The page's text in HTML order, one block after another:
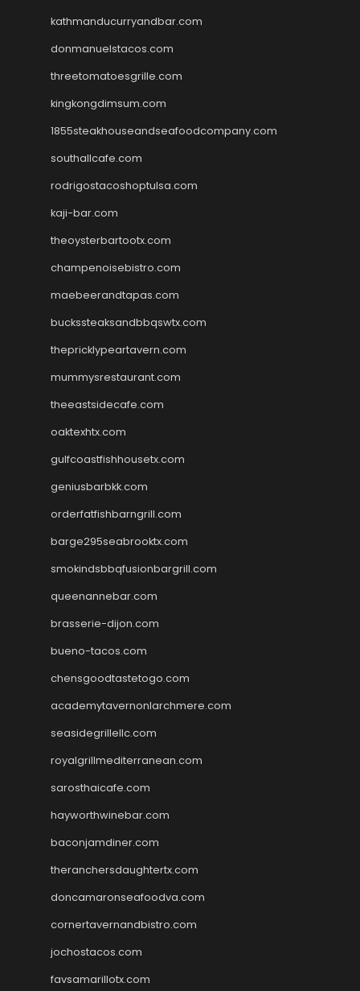
kathmanducurryandbar.com
donmanuelstacos.com
threetomatoesgrille.com
kingkongdimsum.com
1855steakhouseandseafoodcompany.com
southallcafe.com
rodrigostacoshoptulsa.com
kaji-bar.com
theoysterbartootx.com
champenoisebistro.com
maebeerandtapas.com
buckssteaksandbbqswtx.com
thepricklypeartavern.com
mummysrestaurant.com
theeastsidecafe.com
oaktexhtx.com
gulfcoastfishhousetx.com
geniusbarbkk.com
orderfatfishbarngrill.com
barge295seabrooktx.com
smokindsbbqfusionbargrill.com
queenannebar.com
brasserie-dijon.com
bueno-tacos.com
chensgoodtastetogo.com
academytavernonlarchmere.com
seasidegrillellc.com
royalgrillmediterranean.com
sarosthaicafe.com
hayworthwinebar.com
baconjamdiner.com
theranchersdaughtertx.com
doncamaronseafoodva.com
cornertavernandbistro.com
jochostacos.com
favsamarillotx.com